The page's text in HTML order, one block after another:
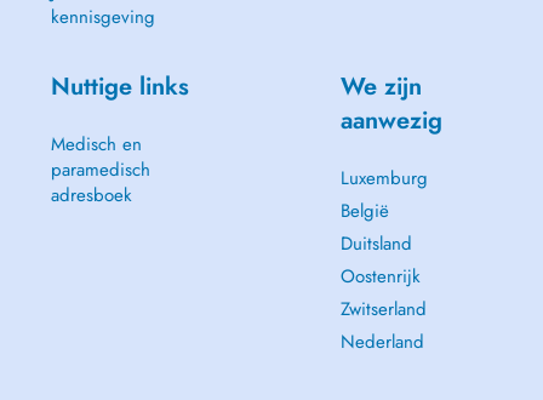
kennisgeving
Nuttige links
Medisch en
paramedisch
adresboek
We zijn
aanwezig
Luxemburg
België
Duitsland
Oostenrijk
Zwitserland
Nederland